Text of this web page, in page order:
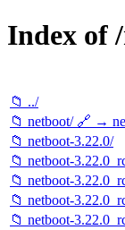
Index of
📁 ../
📁 netboot/ 🔗 →
📁 netboot-3.22.0/
📁 netboot-
📁 netboot-
📁 netboot-
📁 netboot-